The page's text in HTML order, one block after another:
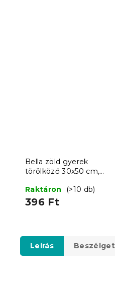
Bella zöld gyerek
törölköző 30x50 cm,
Raktáron
(>10 db)
396 Ft
Leírás